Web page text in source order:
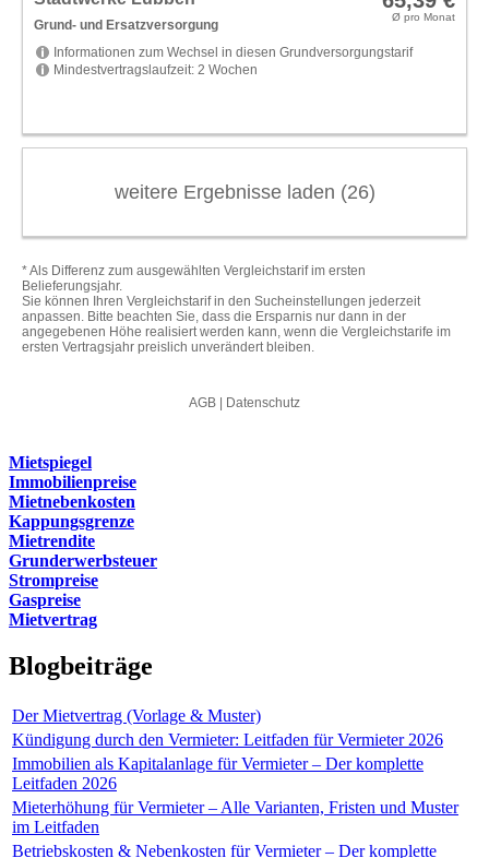
Mietspiegel
Immobilienpreise
Mietnebenkosten
Kappungsgrenze
Mietrendite
Grunderwerbsteuer
Strompreise
Gaspreise
Mietvertrag
Blogbeiträge
Der Mietvertrag (Vorlage & Muster)
Kündigung durch den Vermieter: Leitfaden für Vermieter 2026
Immobilien als Kapitalanlage für Vermieter – Der komplette
Leitfaden 2026
Mieterhöhung für Vermieter – Alle Varianten, Fristen und Muster
im Leitfaden
Betriebskosten & Nebenkosten für Vermieter – Der komplette